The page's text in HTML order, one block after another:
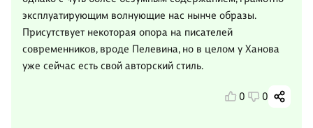
эксплуатирующим волнующие нас нынче образы.
Присутствует некоторая опора на писателей
современников, вроде Пелевина, но в целом у Ханова
уже сейчас есть свой авторский стиль.
0 0